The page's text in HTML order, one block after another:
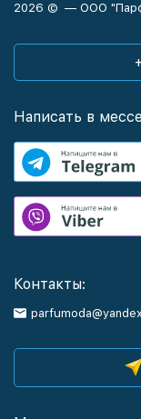
2026 © — ООО
Написать в
Контакты: